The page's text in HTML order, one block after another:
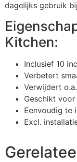
dagelijks gebruik
Kitchen:
Inclusief 10
Verbetert
Verwijdert
Geschikt
Eenvoudig te
Excl.